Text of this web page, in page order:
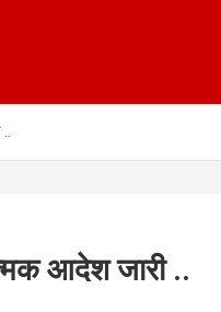
आदेश जारी ..